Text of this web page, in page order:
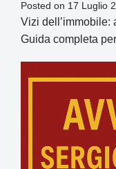
Posted on 17 Luglio
Vizi dell’immobile:
Guida completa